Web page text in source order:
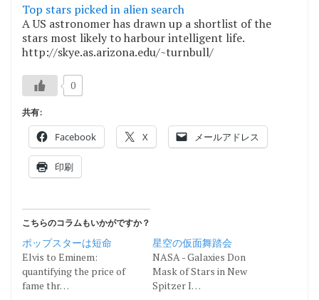
Top stars picked in alien search
A US astronomer has drawn up a shortlist of the
stars most likely to harbour intelligent life.
http://skye.as.arizona.edu/~turnbull/
0
共有:
Facebook X メールアドレス
印刷
こちらのコラムもいかがですか？
ポップスターは短命
Elvis to Eminem:
quantifying the price of
fame thr…
星空の仮面舞踏会
NASA - Galaxies Don
Mask of Stars in New
Spitzer I…